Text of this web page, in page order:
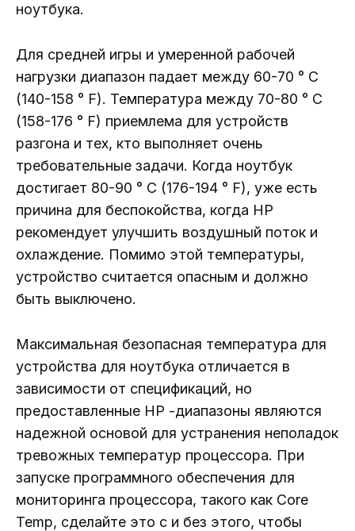
ноутбука.
Для средней игры и умеренной рабочей
нагрузки диапазон падает между 60-70 ° C
(140-158 ° F). Температура между 70-80 ° C
(158-176 ° F) приемлема для устройств
разгона и тех, кто выполняет очень
требовательные задачи. Когда ноутбук
достигает 80-90 ° C (176-194 ° F), уже есть
причина для беспокойства, когда HP
рекомендует улучшить воздушный поток и
охлаждение. Помимо этой температуры,
устройство считается опасным и должно
быть выключено.
Максимальная безопасная температура для
устройства для ноутбука отличается в
зависимости от спецификаций, но
предоставленные HP -диапазоны являются
надежной основой для устранения неполадок
тревожных температур процессора. При
запуске программного обеспечения для
мониторинга процессора, такого как Core
Temp, сделайте это с и без этого, чтобы